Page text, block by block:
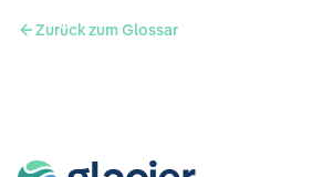
Zurück zum Glossar